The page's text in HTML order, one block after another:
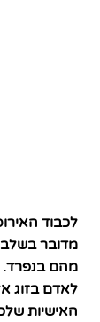
לכבוד
מדובר בשלב
מהם בנפרד.
לאדם בזוג
האישיות